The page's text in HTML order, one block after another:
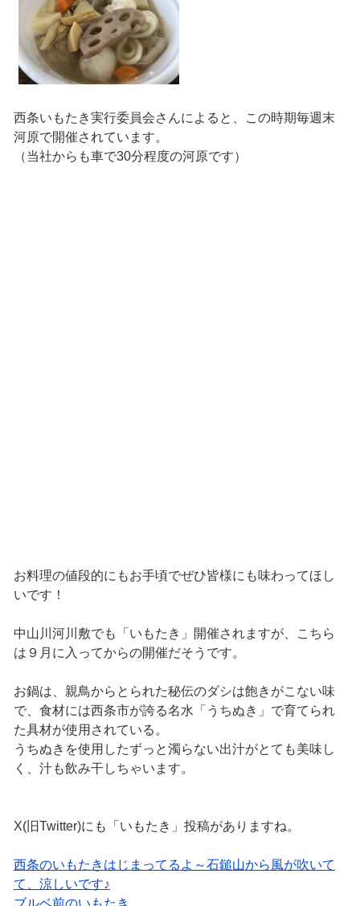
西条いもたき実行委員会さんによると、この時期毎週末
河原で開催されています。
（当社からも車で30分程度の河原です）
お料理の値段的にもお手頃でぜひ皆様にも味わってほし
いです！
中山川河川敷でも「いもたき」開催されますが、こちら
は９月に入ってからの開催だそうです。
お鍋は、親鳥からとられた秘伝のダシは飽きがこない味
で、食材には西条市が誇る名水「うちぬき」で育てられ
た具材が使用されている。
うちぬきを使用したずっと濁らない出汁がとても美味し
く、汁も飲み干しちゃいます。
X(旧Twitter)にも「いもたき」投稿がありますね。
西条のいもたきはじまってるよ～石鎚山から風が吹いて
て、涼しいです♪